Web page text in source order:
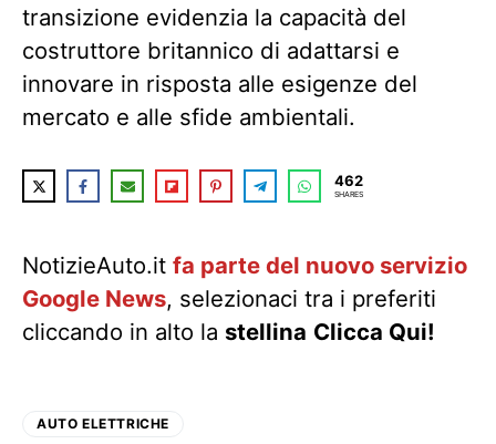
transizione evidenzia la capacità del
costruttore britannico di adattarsi e
innovare in risposta alle esigenze del
mercato e alle sfide ambientali.
462
SHARES
NotizieAuto.it fa parte del nuovo servizio
Google News, selezionaci tra i preferiti
cliccando in alto la stellina Clicca Qui!
AUTO ELETTRICHE